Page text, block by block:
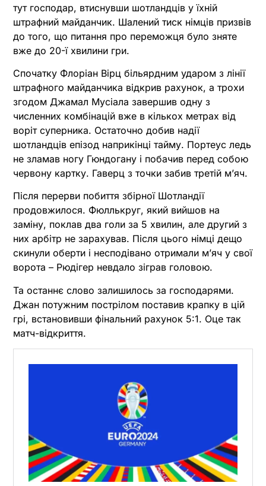
тут господар, втиснувши шотландців у їхній
штрафний майданчик. Шалений тиск німців призвів
до того, що питання про переможця було зняте
вже до 20-ї хвилини гри.
Спочатку Флоріан Вірц більярдним ударом з лінії
штрафного майданчика відкрив рахунок, а трохи
згодом Джамал Мусіала завершив одну з
численних комбінацій вже в кількох метрах від
воріт суперника. Остаточно добив надії
шотландців епізод наприкінці тайму. Портеус ледь
не зламав ногу Гюндогану і побачив перед собою
червону картку. Гаверц з точки забив третій мʼяч.
Після перерви побиття збірної Шотландії
продовжилося. Фюллькруг, який вийшов на
заміну, поклав два голи за 5 хвилин, але другий з
них арбітр не зарахував. Після цього німці дещо
скинули оберти і несподівано отримали мʼяч у свої
ворота – Рюдігер невдало зіграв головою.
Та останнє слово залишилось за господарями.
Джан потужним пострілом поставив крапку в цій
грі, встановивши фінальний рахунок 5:1. Оце так
матч-відкриття.